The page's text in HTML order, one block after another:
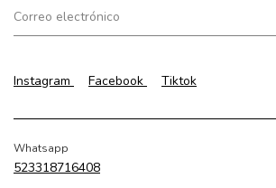
Instagram Facebook Tiktok
Whatsapp
523318716408